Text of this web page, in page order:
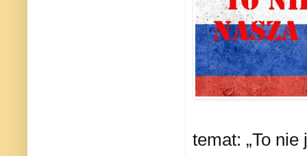
temat: „To